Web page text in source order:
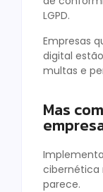
LGPD.
Empresas
digital
multas e
Mas
cibernética
parece.